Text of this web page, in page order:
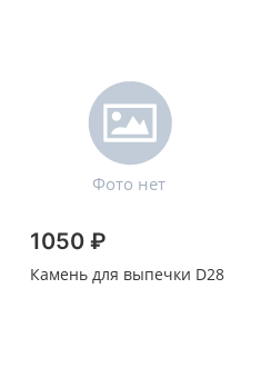
1050 ₽
Камень для выпечки D28